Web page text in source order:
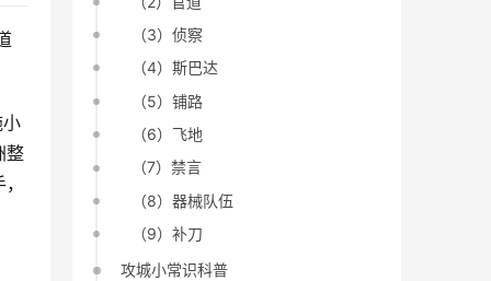
整
（3）侦察
（4）斯巴达
（5）铺路
（6）飞地
（7）禁言
（8）器械队伍
（9）补刀
攻城小常识科普